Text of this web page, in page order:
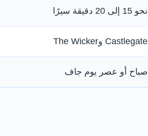
نحو 15 إلى 20 دقيقة سيرًا
Castlegate وThe Wicker
صباح أو عصر يوم جاف